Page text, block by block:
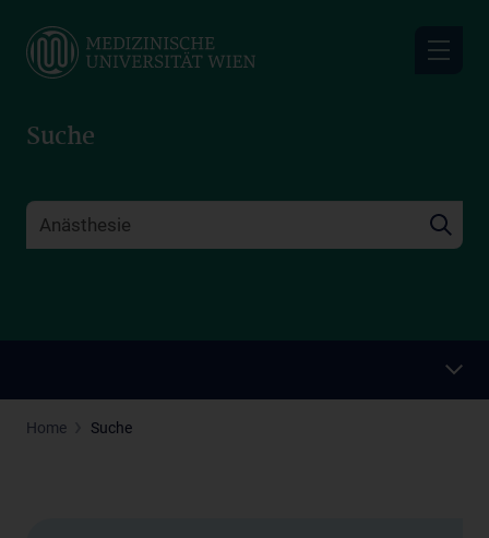
main
Suche
Home Suche